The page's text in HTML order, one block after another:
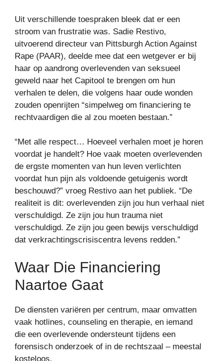
Uit verschillende toespraken bleek dat er een
stroom van frustratie was. Sadie Restivo,
uitvoerend directeur van Pittsburgh Action Against
Rape (PAAR), deelde mee dat een wetgever er bij
haar op aandrong overlevenden van seksueel
geweld naar het Capitool te brengen om hun
verhalen te delen, die volgens haar oude wonden
zouden openrijten “simpelweg om financiering te
rechtvaardigen die al zou moeten bestaan.”
“Met alle respect… Hoeveel verhalen moet je horen
voordat je handelt? Hoe vaak moeten overlevenden
de ergste momenten van hun leven verlichten
voordat hun pijn als voldoende getuigenis wordt
beschouwd?” vroeg Restivo aan het publiek. “De
realiteit is dit: overlevenden zijn jou hun verhaal niet
verschuldigd. Ze zijn jou hun trauma niet
verschuldigd. Ze zijn jou geen bewijs verschuldigd
dat verkrachtingscrisiscentra levens redden.”
Waar Die Financiering
Naartoe Gaat
De diensten variëren per centrum, maar omvatten
vaak hotlines, counseling en therapie, en iemand
die een overlevende ondersteunt tijdens een
forensisch onderzoek of in de rechtszaal – meestal
kosteloos.